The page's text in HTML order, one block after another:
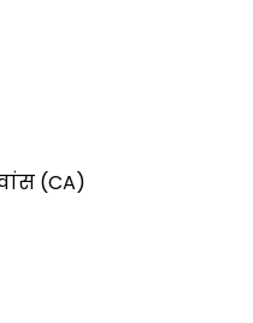
(CA)